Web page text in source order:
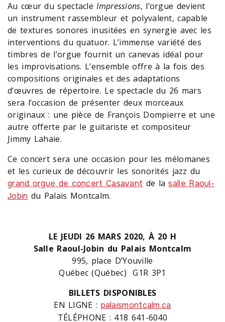
Au cœur du spectacleImpressions, l’orgue devient
un instrument rassembleur et polyvalent, capable
de textures sonores inusitées en synergie avec les
interventions du quatuor. L’immense variété des
timbres de l’orgue fournit un canevas idéal pour
les improvisations. L’ensemble offre à la fois des
compositions originales et des adaptations
d’œuvres de répertoire. Le spectacle du 26 mars
sera l’occasion de présenter deux morceaux
originaux : une pièce de François Dompierre et une
autre offerte par le guitariste et compositeur
Jimmy Lahaie.
Ce concert sera une occasion pour les mélomanes
et les curieux de découvrir les sonorités jazz du
grand orgue de concert Casavant de lasalle Raoul-
Jobin du Palais Montcalm.
LE JEUDI 26 MARS 2020, À 20 H
Salle Raoul-Jobin du Palais Montcalm
995, place D’Youville
Québec (Québec) G1R 3P1
BILLETS DISPONIBLES
EN LIGNE : palaismontcalm.ca
TÉLÉPHONE : 418 641-6040